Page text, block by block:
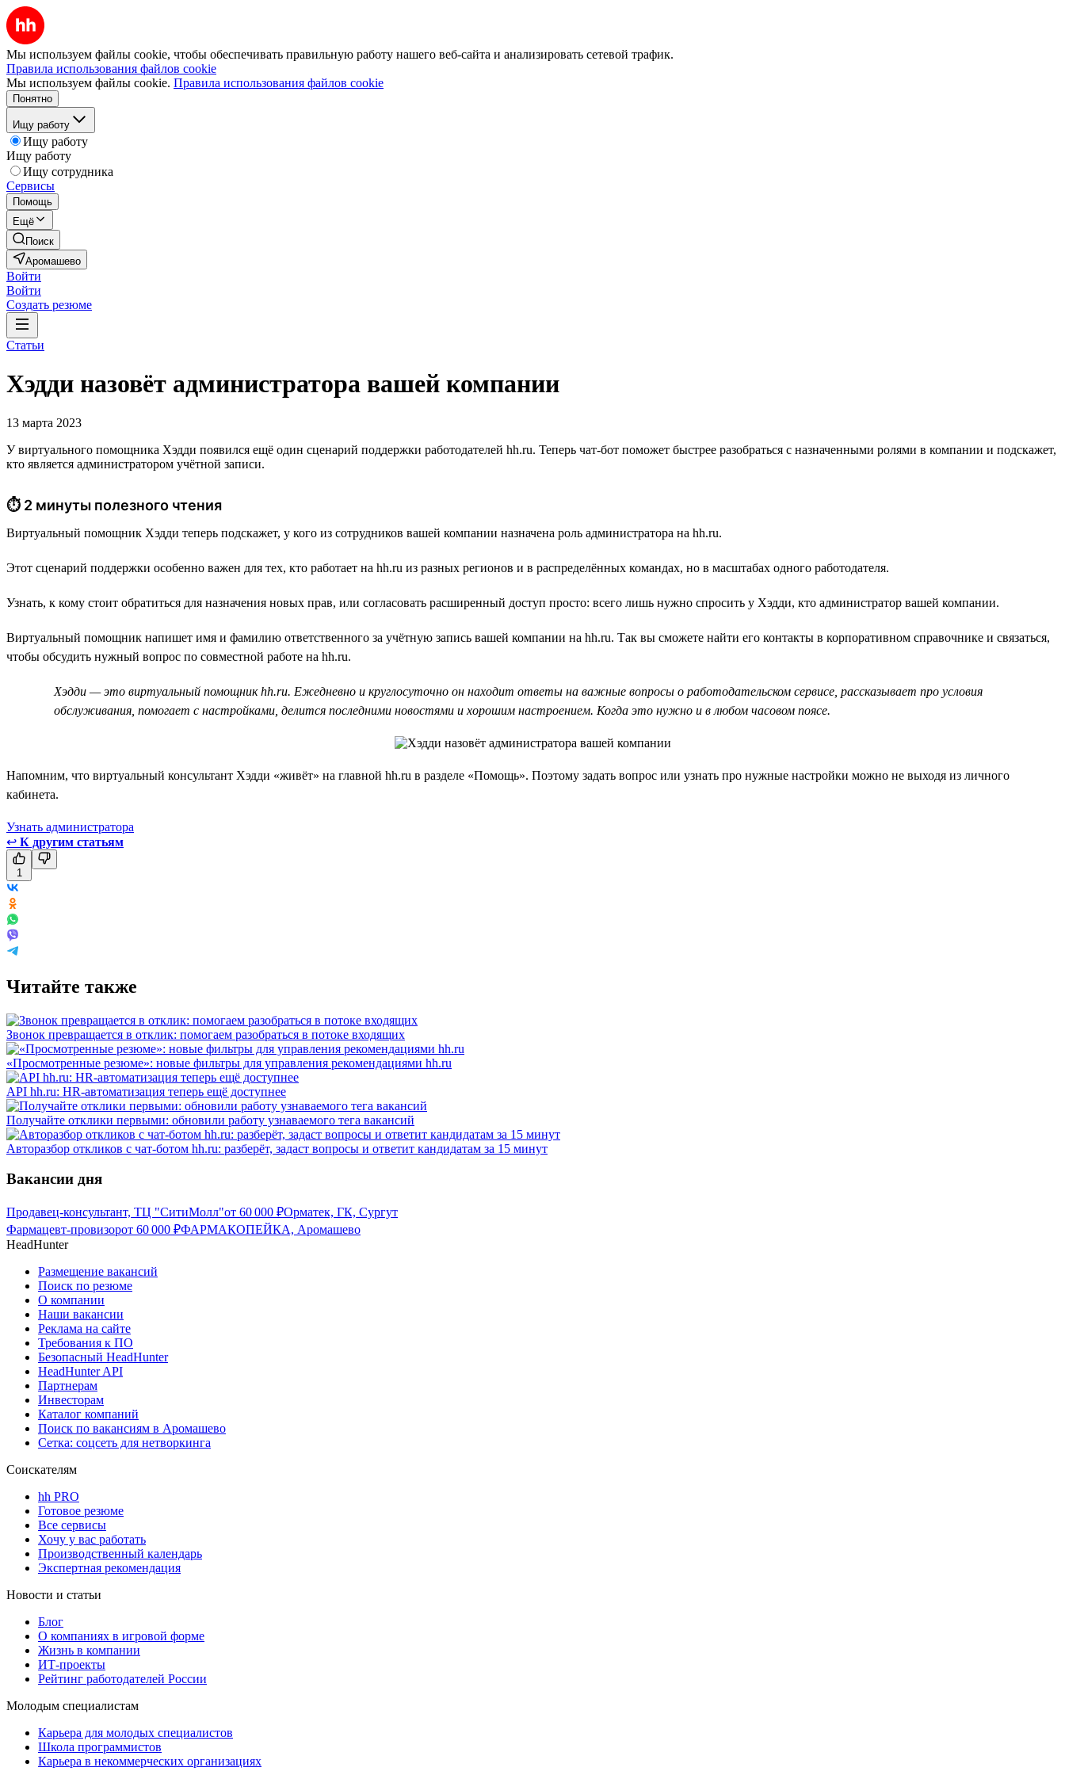
Мы используем файлы cookie, чтобы обеспечивать правильную работу нашего веб-сайта и анализировать сетевой трафик.
Правила использования файлов cookie
Мы используем файлы cookie. Правила использования файлов cookie
Понятно
Ищу работу
Ищу работу
Ищу работу
Ищу сотрудника
Сервисы
Помощь
Ещё
Поиск
Аромашево
Войти
Войти
Создать резюме
Статьи
Хэдди назовёт администратора вашей компании
13 марта 2023
У виртуального помощника Хэдди появился ещё один сценарий поддержки работодателей hh.ru. Теперь чат-бот поможет быстрее разобраться с назначенными ролями в компании и подскажет,
кто является администратором учётной записи.
⏱ 2 минуты полезного чтения
Виртуальный помощник Хэдди теперь подскажет, у кого из сотрудников вашей компании назначена роль администратора на hh.ru.
Этот сценарий поддержки особенно важен для тех, кто работает на hh.ru из разных регионов и в распределённых командах, но в масштабах одного работодателя.
Узнать, к кому стоит обратиться для назначения новых прав, или согласовать расширенный доступ просто: всего лишь нужно спросить у Хэдди, кто администратор вашей компании.
Виртуальный помощник напишет имя и фамилию ответственного за учётную запись вашей компании на hh.ru. Так вы сможете найти его контакты в корпоративном справочнике и связаться,
чтобы обсудить нужный вопрос по совместной работе на hh.ru.
Хэдди — это виртуальный помощник hh.ru. Ежедневно и круглосуточно он находит ответы на важные вопросы о работодательском сервисе, рассказывает про условия
обслуживания, помогает с настройками, делится последними новостями и хорошим настроением. Когда это нужно и в любом часовом поясе.
Напомним, что виртуальный консультант Хэдди «живёт» на главной hh.ru в разделе «Помощь». Поэтому задать вопрос или узнать про нужные настройки можно не выходя из личного
кабинета.
Узнать администратора
↩ К другим статьям
1
Читайте также
Звонок превращается в отклик: помогаем разобраться в потоке входящих
«Просмотренные резюме»: новые фильтры для управления рекомендациями hh.ru
API hh.ru: HR-автоматизация теперь ещё доступнее
Получайте отклики первыми: обновили работу узнаваемого тега вакансий
Авторазбор откликов с чат-ботом hh.ru: разберёт, задаст вопросы и ответит кандидатам за 15 минут
Вакансии дня
Продавец-консультант, ТЦ "СитиМолл"от 60 000 ₽Орматек, ГК, Сургут
Фармацевт-провизорот 60 000 ₽ФАРМАКОПЕЙКА, Аромашево
HeadHunter
Размещение вакансий
Поиск по резюме
О компании
Наши вакансии
Реклама на сайте
Требования к ПО
Безопасный HeadHunter
HeadHunter API
Партнерам
Инвесторам
Каталог компаний
Поиск по вакансиям в Аромашево
Сетка: соцсеть для нетворкинга
Соискателям
hh PRO
Готовое резюме
Все сервисы
Хочу у вас работать
Производственный календарь
Экспертная рекомендация
Новости и статьи
Блог
О компаниях в игровой форме
Жизнь в компании
ИТ-проекты
Рейтинг работодателей России
Молодым специалистам
Карьера для молодых специалистов
Школа программистов
Карьера в некоммерческих организациях